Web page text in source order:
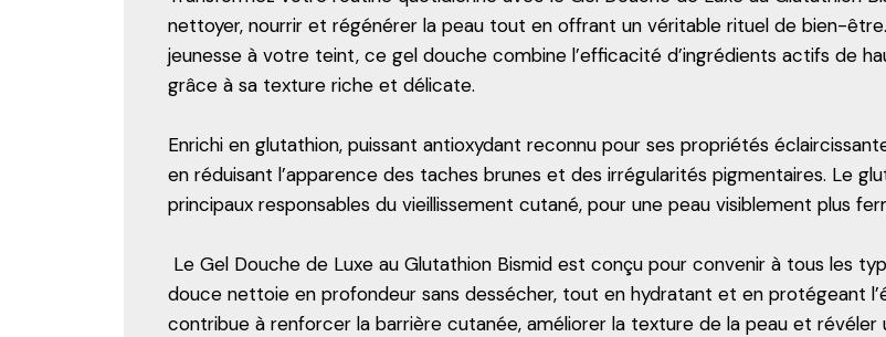
nettoyer, nourrir et régénérer la peau tout en offrant un véritable rituel de bien-
jeunesse à votre teint, ce gel douche combine l’efficacité d’ingrédients actifs de
grâce à sa texture riche et délicate.
Enrichi en glutathion, puissant antioxydant reconnu pour ses propriétés
en réduisant l’apparence des taches brunes et des irrégularités pigmentaires. Le
principaux responsables du vieillissement cutané, pour une peau visiblement plus
Le Gel Douche de Luxe au Glutathion Bismid est conçu pour convenir à tous les
douce nettoie en profondeur sans dessécher, tout en hydratant et en protégeant
contribue à renforcer la barrière cutanée, améliorer la texture de la peau et